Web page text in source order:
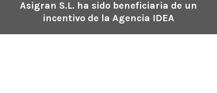
Asigran S.L. ha sido beneficiaria de un
incentivo de la Agencia IDEA